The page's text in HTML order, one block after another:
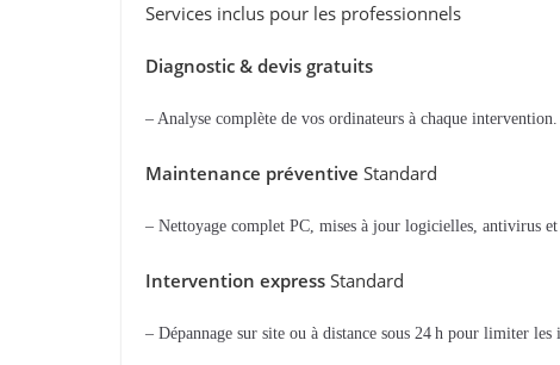
Services inclus pour les professionnels
Diagnostic & devis gratuits
– Analyse complète de vos ordinateurs à chaque intervention.
Maintenance préventive Standard
– Nettoyage complet PC, mises à jour logicielles, antivirus
Intervention express Standard
– Dépannage sur site ou à distance sous 24 h pour limiter